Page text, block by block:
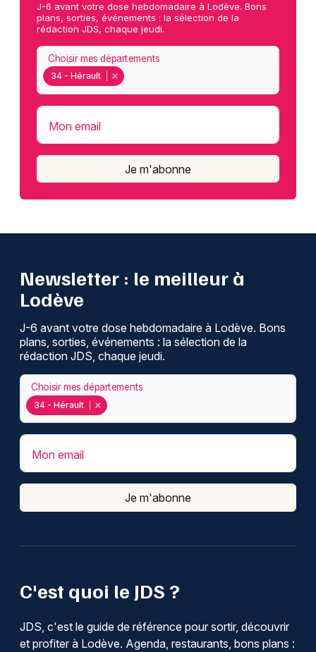
J-6 avant votre dose hebdomadaire à Lodève. Bons
plans, sorties, événements : la sélection de la
rédaction JDS, chaque jeudi.
34 - Hérault
Choisir mes départements
Mon email
Je m'abonne
C'est quoi le JDS ?
JDS, c'est le guide de référence pour sortir, découvrir
et profiter à Lodève. Agenda, restaurants, bons plans :
Newsletter : le meilleur à
Lodève
J-6 avant votre dose hebdomadaire à Lodève. Bons
plans, sorties, événements : la sélection de la
rédaction JDS, chaque jeudi.
34 - Hérault
Choisir mes départements
Mon email
Je m'abonne